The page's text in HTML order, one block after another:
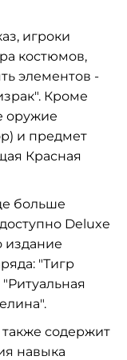
игроки
костюмов,
элементов -
Кроме
оружие
и предмет
Красная
больше
Deluxe
издание
"Тигр
содержит
навыка